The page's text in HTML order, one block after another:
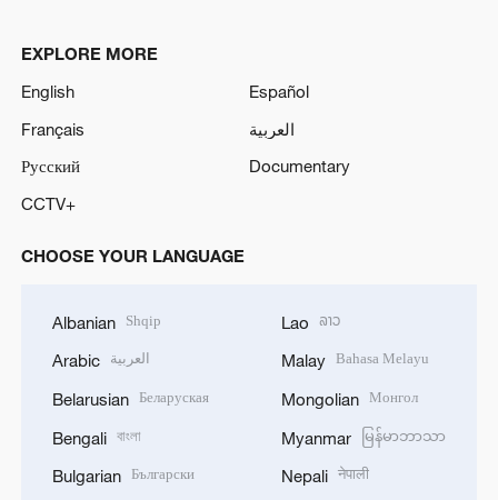
EXPLORE MORE
English
Español
Français
العربية
Русский
Documentary
CCTV+
CHOOSE YOUR LANGUAGE
Albanian Shqip
Arabic العربية
Belarusian Беларуская
Bengali বাংলা
Bulgarian Български
Lao ລາວ
Malay Bahasa Melayu
Mongolian Монгол
Myanmar မြန်မာဘာသာ
Nepali नेपाली